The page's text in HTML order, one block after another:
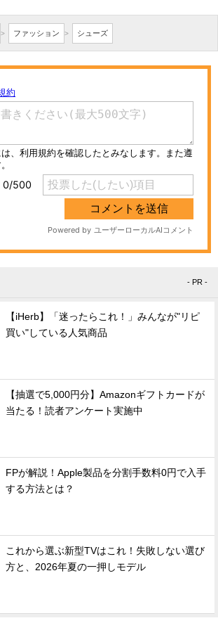
> ファッション > シューズ
- PR -
【iHerb】「迷ったらこれ！」みんなが"リピ
買い"している人気商品
【抽選で5,000円分】Amazonギフトカードが
当たる！読者アンケート実施中
FPが解説！Apple製品を分割手数料0円で入手
する方法とは？
これから選ぶ新型TVはこれ！失敗しない選び
方と、2026年夏の一押しモデル